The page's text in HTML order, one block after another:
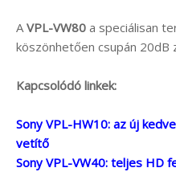
A VPL-VW80 a speciálisan
köszönhetően csupán 20dB
Kapcsolódó linkek:
Sony VPL-HW10: az új
vetítő
Sony VPL-VW40: teljes HD